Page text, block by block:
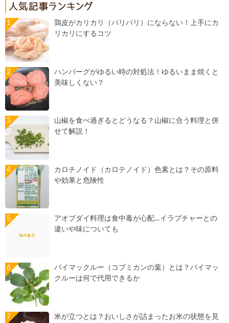
鶏皮がカリカリ（パリパリ）にならない！上手にカ
リカリにするコツ
ハンバーグがゆるい時の対処法！ゆるいまま焼くと
美味しくない？
山椒を食べ過ぎるとどうなる？山椒に合う料理と併
せて解説！
カロチノイド（カロテノイド）色素とは？その原料
や効果と危険性
アオブダイ料理は食中毒が心配…イラブチャーとの
違いや味についても
バイマックルー（コブミカンの葉）とは？バイマッ
クルーは何で代用できるか
米が立つとは？おいしさが詰まったお米の状態を見